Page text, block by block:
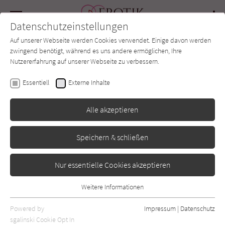
SUCHE Forum Charts Newsletter
05.2020Sigrid Tinz im Gespräch mit Ellen McCoy, Autorin
von „Cremig zart verführt“.
Datenschutzeinstellungen
Auf unserer Webseite werden Cookies verwendet. Einige davon werden
zwingend benötigt, während es uns andere ermöglichen, Ihre
Nutzererfahrung auf unserer Webseite zu verbessern.
Essentiell Externe Inhalte
Alle akzeptieren
Speichern & schließen
Nur essentielle Cookies akzeptieren
Essentielle Cookies werden für grundlegende Funktionen der
Webseite benötigt. Dadurch ist gewährleistet, dass die Webseite
Weitere Informationen
Powered by
sgalinski Cookie Opt In
Impressum | Datenschutz